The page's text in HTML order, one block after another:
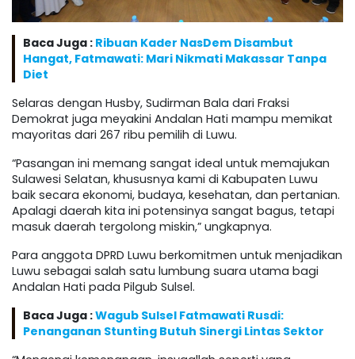
Baca Juga : Ribuan Kader NasDem Disambut
Hangat, Fatmawati: Mari Nikmati Makassar Tanpa
Diet
Selaras dengan Husby, Sudirman Bala dari Fraksi
Demokrat juga meyakini Andalan Hati mampu memikat
mayoritas dari 267 ribu pemilih di Luwu.
“Pasangan ini memang sangat ideal untuk memajukan
Sulawesi Selatan, khususnya kami di Kabupaten Luwu
baik secara ekonomi, budaya, kesehatan, dan pertanian.
Apalagi daerah kita ini potensinya sangat bagus, tetapi
masuk daerah tergolong miskin,” ungkapnya.
Para anggota DPRD Luwu berkomitmen untuk menjadikan
Luwu sebagai salah satu lumbung suara utama bagi
Andalan Hati pada Pilgub Sulsel.
Baca Juga :Wagub Sulsel Fatmawati Rusdi:
Penanganan Stunting Butuh Sinergi Lintas Sektor